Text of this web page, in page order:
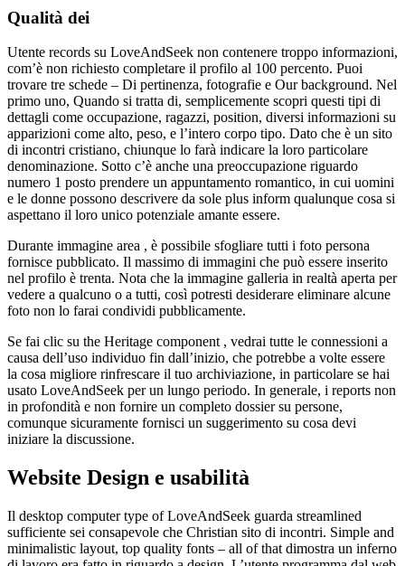
Qualità dei
Utente records su LoveAndSeek non contenere troppo informazioni,
com’è non richiesto completare il profilo al 100 percento. Puoi
trovare tre schede – Di pertinenza, fotografie e Our background. Nel
primo uno, Quando si tratta di, semplicemente scopri questi tipi di
dettagli come occupazione, ragazzi, position, diversi informazioni su
apparizioni come alto, peso, e l’intero corpo tipo. Dato che è un sito
di incontri cristiano, chiunque lo farà indicare la loro particolare
denominazione. Sotto c’è anche una preoccupazione riguardo
numero 1 posto prendere un appuntamento romantico, in cui uomini
e le donne possono descrivere da sole plus inform qualunque cosa si
aspettano il loro unico potenziale amante essere.
Durante immagine area , è possibile sfogliare tutti i foto persona
fornisce pubblicato. Il massimo di immagini che può essere inserito
nel profilo è trenta. Nota che la immagine galleria in realtà aperta per
vedere a qualcuno o a tutti, così potresti desiderare eliminare alcune
foto non lo farai condividi pubblicamente.
Se fai clic su the Heritage component , vedrai tutte le connessioni a
causa dell’uso individuo fin dall’inizio, che potrebbe a volte essere
la cosa migliore rinfrescare il tuo archiviazione, in particolare se hai
usato LoveAndSeek per un lungo periodo. In generale, i reports non
in profondità e non fornire un completo dossier su persone,
comunque sicuramente fornisci un suggerimento su cosa devi
iniziare la discussione.
Website Design e usabilità
Il desktop computer type of LoveAndSeek guarda streamlined
sufficiente sei consapevole che Christian sito di incontri. Simple and
minimalistic layout, top quality fonts – all of that dimostra un inferno